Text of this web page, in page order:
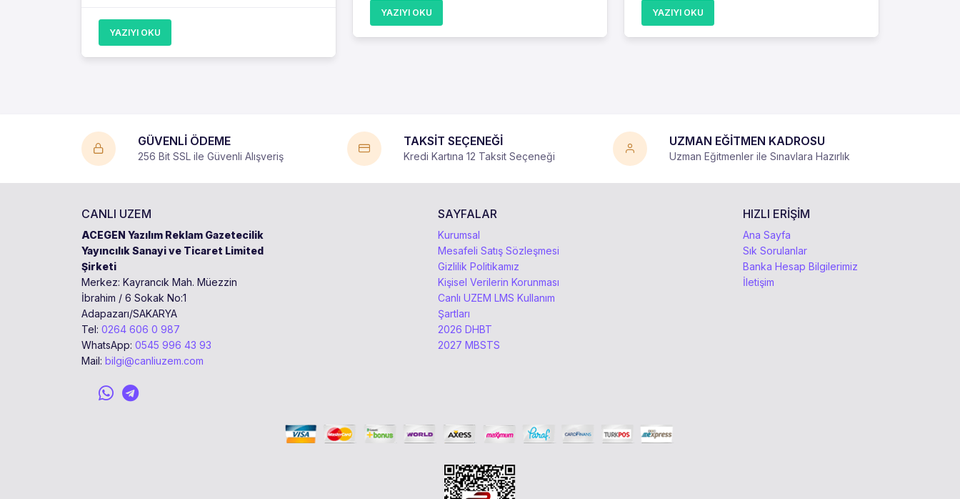
YAZIYI OKU
YAZIYI OKU YAZIYI OKU
GÜVENLİ ÖDEME
256 Bit SSL ile Güvenli Alışveriş
TAKSİT SEÇENEĞİ
Kredi Kartına 12 Taksit Seçeneği
UZMAN EĞİTMEN KADROSU
Uzman Eğitmenler ile Sınavlara Hazırlık
CANLI UZEM
ACEGEN Yazılım Reklam Gazetecilik
Yayıncılık Sanayi ve Ticaret Limited
Şirketi
Merkez: Kayrancık Mah. Müezzin
İbrahim / 6 Sokak No:1
Adapazarı/SAKARYA
Tel: 0264 606 0 987
WhatsApp: 0545 996 43 93
Mail: bilgi@canliuzem.com
SAYFALAR
Kurumsal
Mesafeli Satış Sözleşmesi
Gizlilik Politikamız
Kişisel Verilerin Korunması
Canlı UZEM LMS Kullanım
Şartları
2026 DHBT
2027 MBSTS
HIZLI ERİŞİM
Ana Sayfa
Sık Sorulanlar
Banka Hesap Bilgilerimiz
İletişim